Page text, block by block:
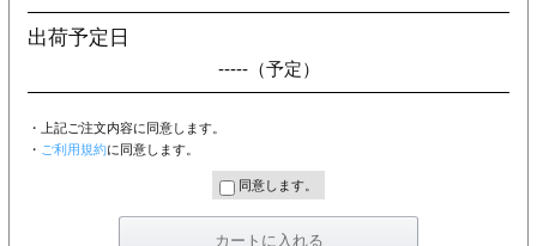
出荷予定日
-----（予定）
・上記ご注文内容に同意します。
・ ご利用規約に同意します。
同意します。